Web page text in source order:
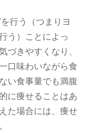
行う（つまりヨ
う）ことによっ
づきやすくなり、
口味わいながら食
い食事量でも満腹
に痩せることはあ
た場合には、痩せ